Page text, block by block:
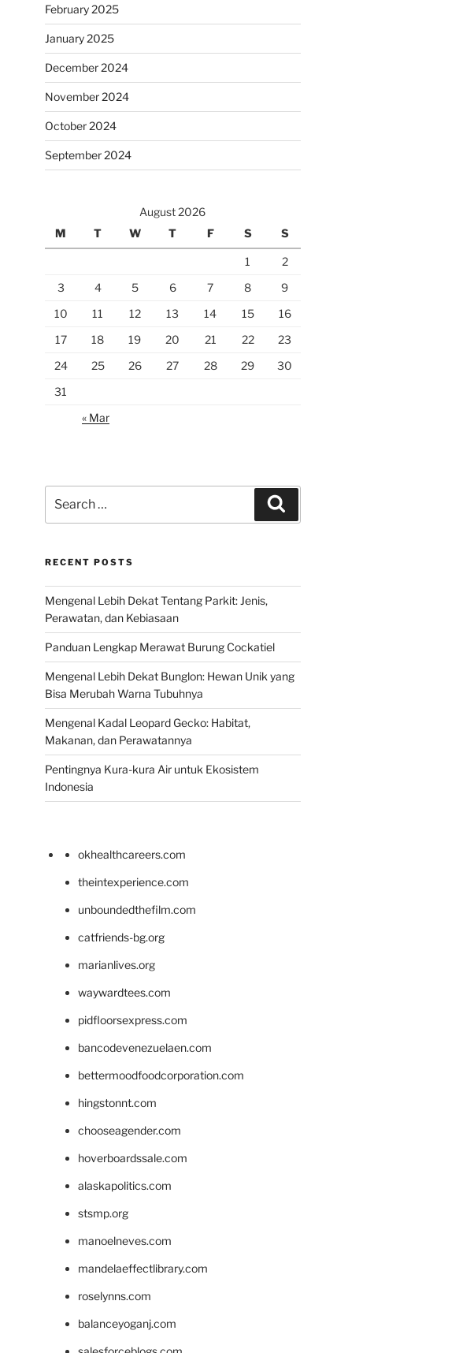
February 2025
January 2025
December 2024
November 2024
October 2024
September 2024
August 2026
M
T W T F S S
1
2
3
4 5 6 7 8
9
10
11 12 13 14 15
16
17
18 19 20 21 22
23
24
25 26 27 28 29
30
31
« Mar
for:
RECENT POSTS
Mengenal Lebih Dekat Tentang Parkit: Jenis,
Perawatan, dan Kebiasaan
Panduan Lengkap Merawat Burung Cockatiel
Mengenal Lebih Dekat Bunglon: Hewan Unik yang
Bisa Merubah Warna Tubuhnya
Mengenal Kadal Leopard Gecko: Habitat,
Makanan, dan Perawatannya
Pentingnya Kura-kura Air untuk Ekosistem
Indonesia
okhealthcareers.com
theintexperience.com
unboundedthefilm.com
catfriends-bg.org
marianlives.org
waywardtees.com
pidfloorsexpress.com
bancodevenezuelaen.com
bettermoodfoodcorporation.com
hingstonnt.com
chooseagender.com
hoverboardssale.com
alaskapolitics.com
stsmp.org
manoelneves.com
mandelaeffectlibrary.com
roselynns.com
balanceyoganj.com